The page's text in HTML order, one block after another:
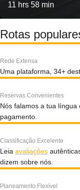
11 hrs 58 min
Rotas
Rede Extensa
Uma plataforma, 34+
Reservas Convenientes
Nós falamos a tua
pagamento.
Classificação Excelente
Leia avaliações
dizem sobre nós.
Planeamento Flexível